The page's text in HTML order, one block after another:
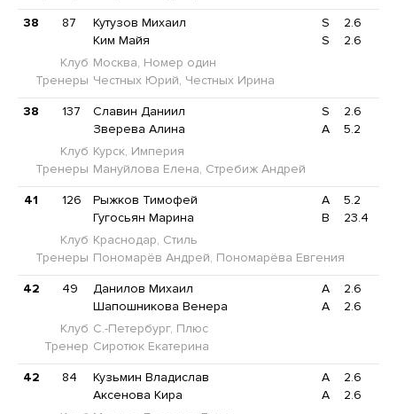
38 87 Кутузов Михаил S
2.6
Ким Майя
S
2.6
Клуб Москва, Номер один
Тренеры Честных Юрий, Честных Ирина
38 137 Славин Даниил S
2.6
Зверева Алина
A
5.2
Клуб Курск, Империя
Тренеры Мануйлова Елена, Стребиж Андрей
41 126 Рыжков Тимофей A
5.2
Гугосьян Марина
B
23.4
Клуб Краснодар, Стиль
Тренеры Пономарёв Андрей, Пономарёва Евгения
42 49 Данилов Михаил A
2.6
Шапошникова Венера
A
2.6
Клуб С.-Петербург, Плюс
Тренер Сиротюк Екатерина
42 84 Кузьмин Владислав A
2.6
Аксенова Кира
A
2.6